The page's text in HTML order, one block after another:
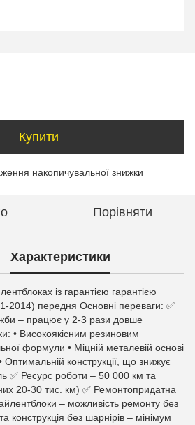
Купити
накопичувальної знижки
Порівняти
Характеристики
із гарантією гарантією
2014) передня Основні переваги: ✅
– працює у 2-3 рази довше
• Високоякісним резиновим
формули • Міцній металевій основі
Оптимальній конструкції, що знижує
✅ Ресурс роботи – 50 000 км та
20-30 тис. км) ✅ Ремонтопридатна
– можливість ремонту без
конструкція без шарнірів – мінімум